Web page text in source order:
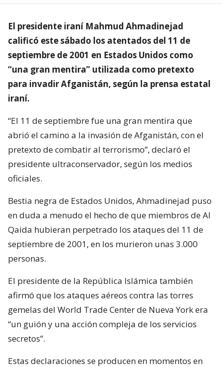
El presidente iraní Mahmud Ahmadinejad
calificó este sábado los atentados del 11 de
septiembre de 2001 en Estados Unidos como
“una gran mentira” utilizada como pretexto
para invadir Afganistán, según la prensa estatal
iraní.
“El 11 de septiembre fue una gran mentira que
abrió el camino a la invasión de Afganistán, con el
pretexto de combatir al terrorismo”, declaró el
presidente ultraconservador, según los medios
oficiales.
Bestia negra de Estados Unidos, Ahmadinejad puso
en duda a menudo el hecho de que miembros de Al
Qaida hubieran perpetrado los ataques del 11 de
septiembre de 2001, en los murieron unas 3.000
personas.
El presidente de la República Islámica también
afirmó que los ataques aéreos contra las torres
gemelas del World Trade Center de Nueva York era
“un guión y una acción compleja de los servicios
secretos”.
Estas declaraciones se producen en momentos en